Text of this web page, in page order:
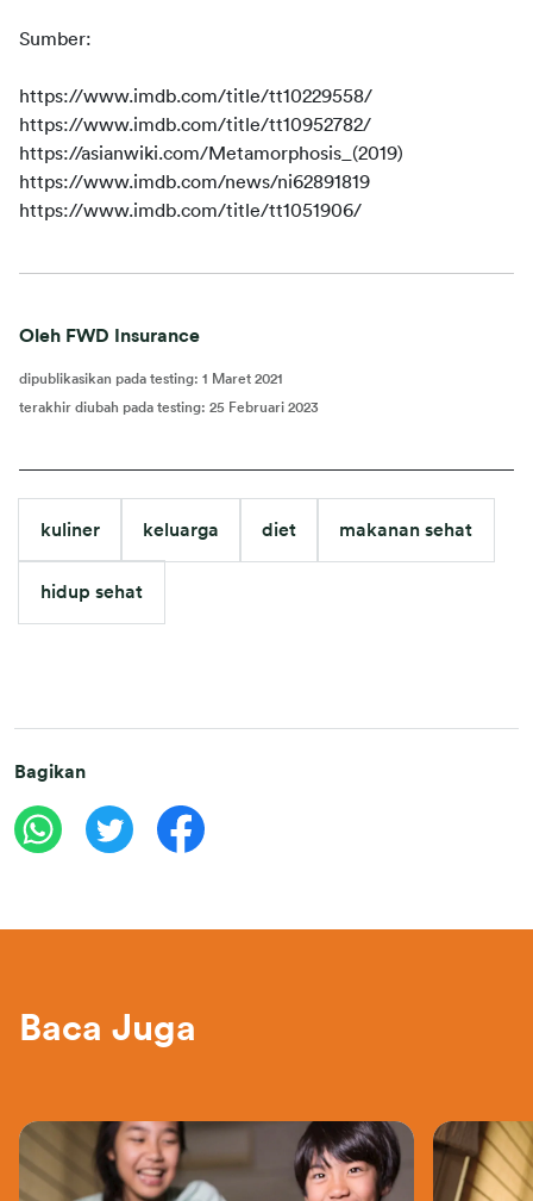
Sumber:
https://www.imdb.com/title/tt10229558/
https://www.imdb.com/title/tt10952782/
https://asianwiki.com/Metamorphosis_(2019)
https://www.imdb.com/news/ni62891819
https://www.imdb.com/title/tt1051906/
Oleh FWD Insurance
dipublikasikan pada testing: 1 Maret 2021
terakhir diubah pada testing: 25 Februari 2023
kuliner keluarga diet makanan sehat
hidup sehat
Bagikan
Baca Juga